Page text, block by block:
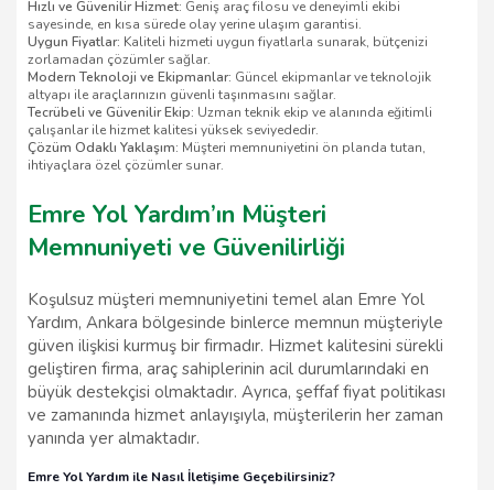
Hızlı ve Güvenilir Hizmet: Geniş araç filosu ve deneyimli ekibi
sayesinde, en kısa sürede olay yerine ulaşım garantisi.
Uygun Fiyatlar: Kaliteli hizmeti uygun fiyatlarla sunarak, bütçenizi
zorlamadan çözümler sağlar.
Modern Teknoloji ve Ekipmanlar: Güncel ekipmanlar ve teknolojik
altyapı ile araçlarınızın güvenli taşınmasını sağlar.
Tecrübeli ve Güvenilir Ekip: Uzman teknik ekip ve alanında eğitimli
çalışanlar ile hizmet kalitesi yüksek seviyededir.
Çözüm Odaklı Yaklaşım: Müşteri memnuniyetini ön planda tutan,
ihtiyaçlara özel çözümler sunar.
Emre Yol Yardım’ın Müşteri
Memnuniyeti ve Güvenilirliği
Koşulsuz müşteri memnuniyetini temel alan Emre Yol
Yardım, Ankara bölgesinde binlerce memnun müşteriyle
güven ilişkisi kurmuş bir firmadır. Hizmet kalitesini sürekli
geliştiren firma, araç sahiplerinin acil durumlarındaki en
büyük destekçisi olmaktadır. Ayrıca, şeffaf fiyat politikası
ve zamanında hizmet anlayışıyla, müşterilerin her zaman
yanında yer almaktadır.
Emre Yol Yardım ile Nasıl İletişime Geçebilirsiniz?